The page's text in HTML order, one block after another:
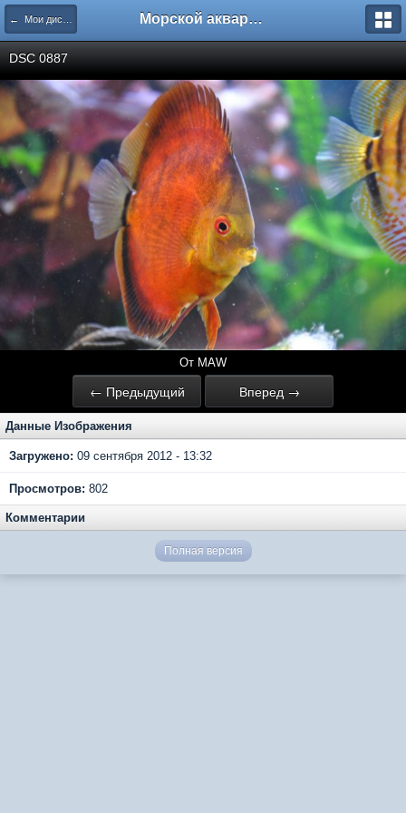
← Мои дискусы Морской аквариум. Форумы ReefCentral.ru
DSC 0887
От MAW
← Предыдущий Вперед →
Данные Изображения
Загружено: 09 сентября 2012 - 13:32
Просмотров: 802
Комментарии
Полная версия